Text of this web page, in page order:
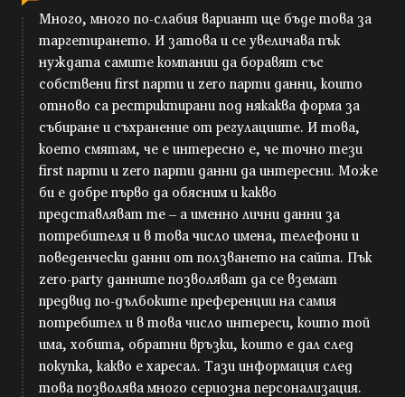
Много, много по-слабия вариант ще бъде това за
таргетирането. И затова и се увеличава пък
нуждата самите компании да боравят със
собствени first парти и zero парти данни, които
отново са рестриктирани под някаква форма за
събиране и съхранение от регулациите. И това,
което смятам, че е интересно е, че точно тези
first парти и zero парти данни да интересни. Може
би е добре първо да обясним и какво
представляват те – а именно лични данни за
потребителя и в това число имена, телефони и
поведенчески данни от ползването на сайта. Пък
zero-party данните позволяват да се вземат
предвид по-дълбоките преференции на самия
потребител и в това число интереси, които той
има, хобита, обратни връзки, които е дал след
покупка, какво е харесал. Тази информация след
това позволява много сериозна персонализация.